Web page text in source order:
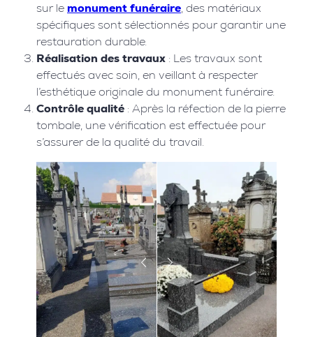
sur le monument funéraire, des matériaux
spécifiques sont sélectionnés pour garantir une
restauration durable.
Réalisation des travaux : Les travaux sont
effectués avec soin, en veillant à respecter
l’esthétique originale du monument funéraire.
Contrôle qualité : Après la réfection de la pierre
tombale, une vérification est effectuée pour
s’assurer de la qualité du travail.